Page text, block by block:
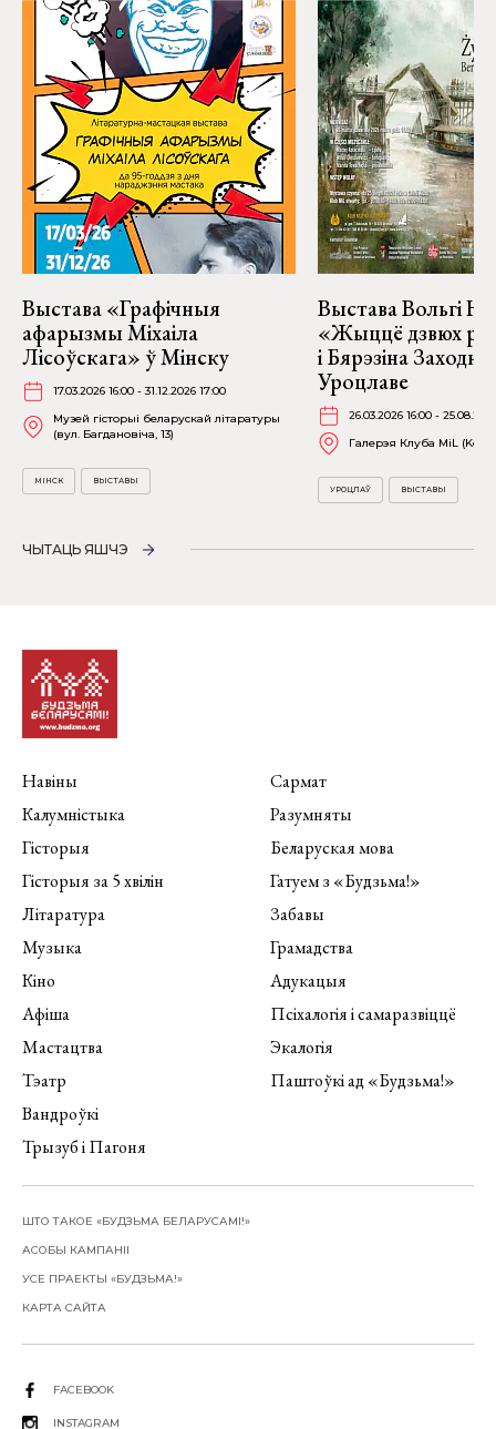
Выстава «Графічныя
афарызмы Міхаіла
Лісоўскага» ў Мінску
17.03.2026 16:00 - 31.12.2026 17:00
Музей гісторыі беларускай літаратуры
(вул. Багдановіча, 13)
МІНСК ВЫСТАВЫ
Выстава Вольгі
«Жыццё дзвюх
і Бярэзіна
Уроцлаве
26.03.2026 16:00 -
Галерэя Клуба MiL
УРОЦЛАЎ ВЫСТАВЫ
ЧЫТАЦЬ ЯШЧЭ
Навіны
Калумністыка
Гісторыя
Гісторыя за 5 хвілін
Літаратура
Музыка
Кіно
Афіша
Мастацтва
Тэатр
Вандроўкі
Трызуб і Пагоня
Сармат
Разумняты
Беларуская мова
Гатуем з «Будзьма!»
Забавы
Грамадства
Адукацыя
Псіхалогія і самаразвіццё
Экалогія
Паштоўкі ад «Будзьма!»
ШТО ТАКОЕ «БУДЗЬМА БЕЛАРУСАМІ!»
АСОБЫ КАМПАНІІ
УСЕ ПРАЕКТЫ «БУДЗЬМА!»
КАРТА САЙТА
FACEBOOK
INSTAGRAM